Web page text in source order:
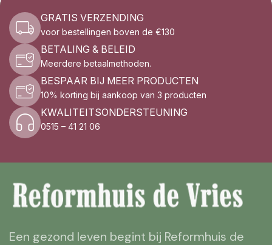
GRATIS VERZENDING
voor bestellingen boven de €130
BETALING & BELEID
Meerdere betaalmethoden.
BESPAAR BIJ MEER PRODUCTEN
10% korting bij aankoop van 3 producten
KWALITEITSONDERSTEUNING
0515 – 41 21 06
Een gezond leven begint bij Reformhuis de